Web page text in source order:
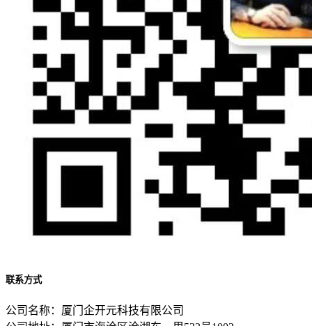
联系方式
公司名称：厦门企开元科技有限公司